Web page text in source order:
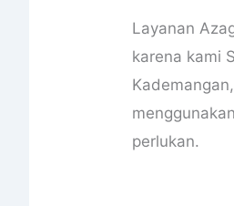
Layanan
karena kami
perlukan.